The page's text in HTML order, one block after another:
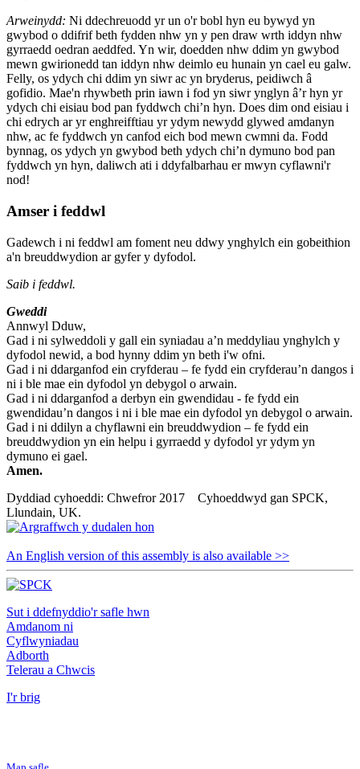
Arweinydd: Ni ddechreuodd yr un o'r bobl hyn eu bywyd yn
gwybod o ddifrif beth fydden nhw yn y pen draw wrth iddyn nhw
gyrraedd oedran aeddfed. Yn wir, doedden nhw ddim yn gwybod
mewn gwirionedd tan iddyn nhw deimlo eu hunain yn cael eu galw.
Felly, os ydych chi ddim yn siwr ac yn bryderus, peidiwch â
gofidio. Mae'n rhywbeth prin iawn i fod yn siwr ynglyn â’r hyn yr
ydych chi eisiau bod pan fyddwch chi’n hyn. Does dim ond eisiau i
chi edrych ar yr enghreifftiau yr ydym newydd glywed amdanyn
nhw, ac fe fyddwch yn canfod eich bod mewn cwmni da. Fodd
bynnag, os ydych yn gwybod beth ydych chi’n dymuno bod pan
fyddwch yn hyn, daliwch ati i ddyfalbarhau er mwyn cyflawni'r
nod!
Amser i feddwl
Gadewch i ni feddwl am foment neu ddwy ynghylch ein gobeithion
a'n breuddwydion ar gyfer y dyfodol.
Saib i feddwl.
Gweddi
Annwyl Dduw,
Gad i ni sylweddoli y gall ein syniadau a’n meddyliau ynghylch y
dyfodol newid, a bod hynny ddim yn beth i'w ofni.
Gad i ni ddarganfod ein cryfderau – fe fydd ein cryfderau’n dangos i
ni i ble mae ein dyfodol yn debygol o arwain.
Gad i ni ddarganfod a derbyn ein gwendidau - fe fydd ein
gwendidau’n dangos i ni i ble mae ein dyfodol yn debygol o arwain.
Gad i ni ddilyn a chyflawni ein breuddwydion – fe fydd ein
breuddwydion yn ein helpu i gyrraedd y dyfodol yr ydym yn
dymuno ei gael.
Amen.
Dyddiad cyhoeddi: Chwefror 2017 Cyhoeddwyd gan SPCK,
Llundain, UK.
An English version of this assembly is also available >>
Sut i ddefnyddio'r safle hwn
Amdanom ni
Cyflwyniadau
Adborth
Telerau a Chwcis
I'r brig